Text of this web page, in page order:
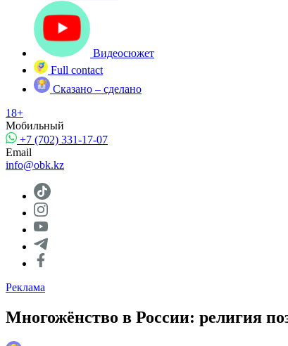
Видеосюжет
Full contact
Сказано – сделано
18+
Мобильный
+7 (702) 331-17-07
Email
info@obk.kz
Реклама
Многожёнство в России: религия